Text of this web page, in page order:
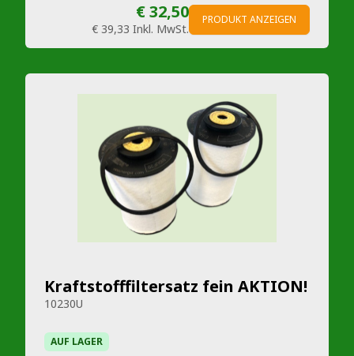
€ 32,50
€ 39,33 Inkl. MwSt.
PRODUKT ANZEIGEN
Kraftstofffiltersatz fein AKTION!
10230U
AUF LAGER